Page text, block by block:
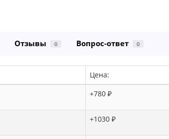
Отзывы 0 Вопрос-ответ 0
Цена:
+780 ₽
+1030 ₽